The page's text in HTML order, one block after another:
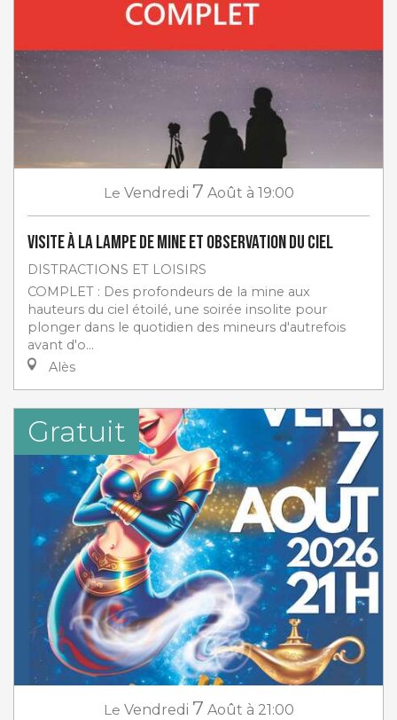
Le Vendredi 7 Août à 19:00
Visite à la lampe de Mine et Observation du ciel
DISTRACTIONS ET LOISIRS
COMPLET : Des profondeurs de la mine aux
hauteurs du ciel étoilé, une soirée insolite pour
plonger dans le quotidien des mineurs d'autrefois
avant d'o...
Alès
Gratuit
Le Vendredi 7 Août à 21:00